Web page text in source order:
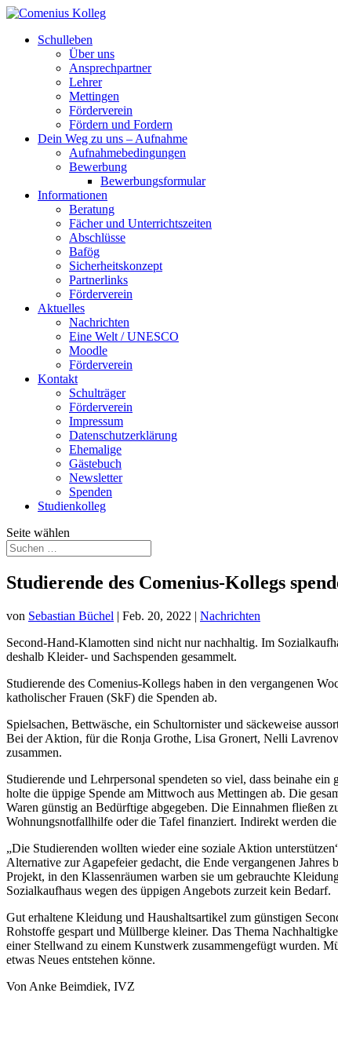
Schulleben
Über uns
Ansprechpartner
Lehrer
Mettingen
Förderverein
Fördern und Fordern
Dein Weg zu uns – Aufnahme
Aufnahmebedingungen
Bewerbung
Bewerbungsformular
Informationen
Beratung
Fächer und Unterrichtszeiten
Abschlüsse
Bafög
Sicherheitskonzept
Partnerlinks
Förderverein
Aktuelles
Nachrichten
Eine Welt / UNESCO
Moodle
Förderverein
Kontakt
Schulträger
Förderverein
Impressum
Datenschutzerklärung
Ehemalige
Gästebuch
Newsletter
Spenden
Studienkolleg
Seite wählen
Studierende des Comenius-Kollegs
von Sebastian Büchel | Feb. 20, 2022 | Nachrichten
Second-Hand-Klamotten sind nicht nur nachhaltig. Im
deshalb Kleider- und Sachspenden gesammelt.
Studierende des Comenius-Kollegs haben in den vergangenen
katholischer Frauen (SkF) die Spenden ab.
Spielsachen, Bettwäsche, ein Schultornister und säckeweise
Bei der Aktion, für die Ronja Grothe, Lisa Gronert, Nelli
zusammen.
Studierende und Lehrpersonal spendeten so viel, dass beinahe
holte die üppige Spende am Mittwoch aus Mettingen ab. Die
Waren günstig an Bedürftige abgegeben. Die Einnahmen fließen
Wohnungsnotfallhilfe oder die Tafel finanziert. Indirekt werden
„Die Studierenden wollten wieder eine soziale Aktion
Alternative zur Agapefeier gedacht, die Ende vergangenen
Projekt, in den Klassenräumen warben sie um gebrauchte
Sozialkaufhaus wegen des üppigen Angebots zurzeit kein Bedarf.
Gut erhaltene Kleidung und Haushaltsartikel zum günstigen
Rohstoffe gespart und Müllberge kleiner. Das Thema
einer Stellwand zu einem Kunstwerk zusammengefügt wurden.
etwas Neues entstehen könne.
Von Anke Beimdiek, IVZ